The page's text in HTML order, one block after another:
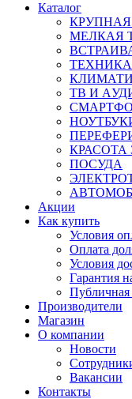
Каталог
МЕЛКАЯ
ТВ И
КРАСОТА
ПОСУДА
Акции
Как купить
Условия
Оплата
Условия
Гарантия
Публичная
Производители
Магазин
О компании
Новости
Вакансии
Контакты